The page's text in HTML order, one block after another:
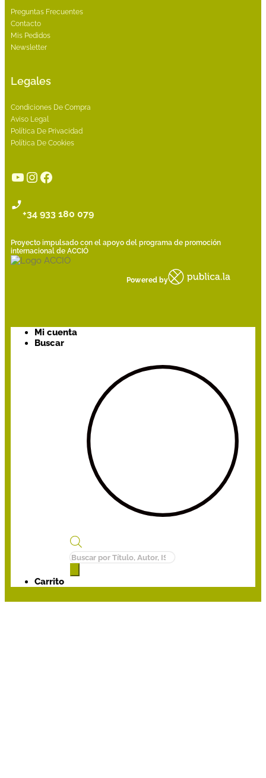
Preguntas Frecuentes
Contacto
Mis Pedidos
Newsletter
Legales
Condiciones De Compra
Aviso Legal
Política De Privacidad
Política De Cookies
YouTube
Instagram
Facebook
+34 933 180 079
Proyecto impulsado con el apoyo del programa de promoción
internacional de ACCIÓ
Powered by
Mi cuenta
Buscar
Búsqueda
de
productos
Carrito